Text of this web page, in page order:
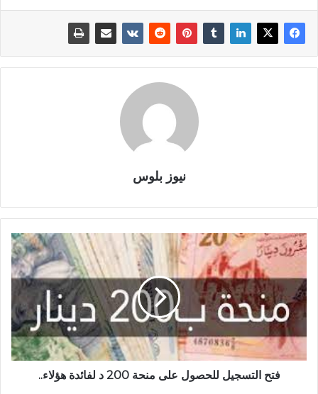
نيوز بلوس
فتح التسجيل للحصول على منحة 200 د لفائدة هؤلاء..